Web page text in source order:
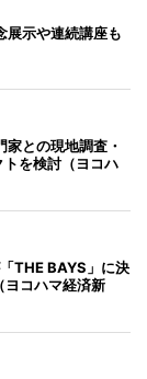
展示や連続講座も
との現地調査・
を検討（ヨコハ
THE BAYS」に決
ヨコハマ経済新